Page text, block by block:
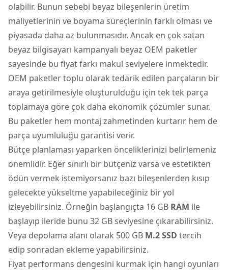
olabilir. Bunun sebebi beyaz bileşenlerin üretim
maliyetlerinin ve boyama süreçlerinin farklı olması ve
piyasada daha az bulunmasıdır. Ancak en çok satan
beyaz bilgisayarı kampanyalı beyaz OEM paketler
sayesinde bu fiyat farkı makul seviyelere inmektedir.
OEM paketler toplu olarak tedarik edilen parçaların bir
araya getirilmesiyle oluşturulduğu için tek tek parça
toplamaya göre çok daha ekonomik çözümler sunar.
Bu paketler hem montaj zahmetinden kurtarır hem de
parça uyumluluğu garantisi verir.
Bütçe planlaması yaparken önceliklerinizi belirlemeniz
önemlidir. Eğer sınırlı bir bütçeniz varsa ve estetikten
ödün vermek istemiyorsanız bazı bileşenlerden kısıp
gelecekte yükseltme yapabileceğiniz bir yol
izleyebilirsiniz. Örneğin başlangıçta 16 GB RAM ile
başlayıp ileride bunu 32 GB seviyesine çıkarabilirsiniz.
Veya depolama alanı olarak 500 GB M.2 SSD tercih
edip sonradan ekleme yapabilirsiniz.
Fiyat performans dengesini kurmak için hangi oyunları